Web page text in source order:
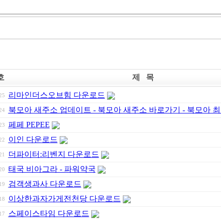
제 목
리마인더스오브힘 다운로드
북모아 새주소 업데이트 - 북모아 새주소 바로가기 - 북모아
페페 PEPEE
이인 다운로드
더파이터:리벤지 다운로드
태국 비아그라 - 파워약국
검객생과사 다운로드
이상한과자가게전천당 다운로드
스페이스타임 다운로드